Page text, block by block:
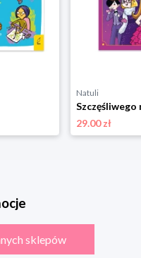
Natuli
29.00 zł
sklepów